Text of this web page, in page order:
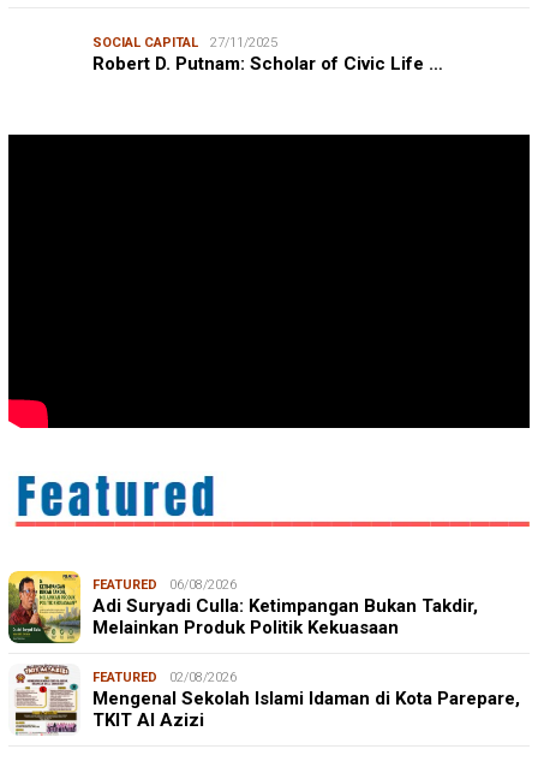
SOCIAL CAPITAL 27/11/2025
Robert D. Putnam: Scholar of Civic Life …
FEATURED 06/08/2026
Adi Suryadi Culla: Ketimpangan Bukan Takdir,
Melainkan Produk Politik Kekuasaan
FEATURED 02/08/2026
Mengenal Sekolah Islami Idaman di Kota Parepare,
TKIT Al Azizi